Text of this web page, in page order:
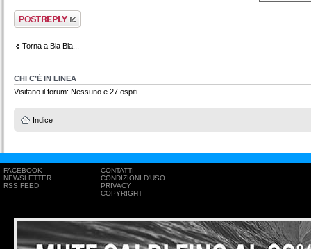
Rispondi al
messaggio
Torna a Bla Bla...
CHI C’È IN LINEA
Visitano il forum: Nessuno e 27 ospiti
Indice
FACEBOOK
NEWSLETTER
RSS FEED
CONTATTI
CONDIZIONI D'USO
PRIVACY
COPYRIGHT